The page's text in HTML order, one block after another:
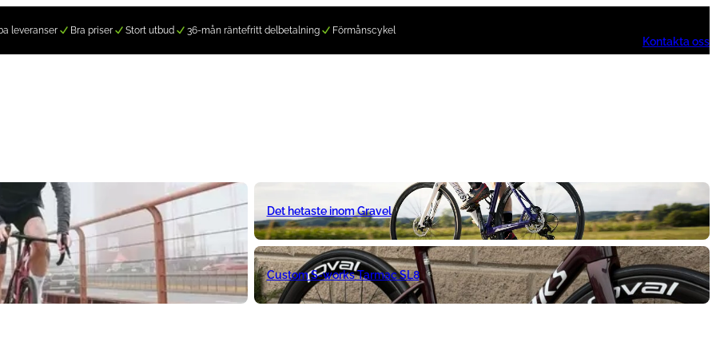
leveranser Bra priser Stort utbud 36-mån räntefritt delbetalning Förmånscykel
Kontakta oss
Det hetaste inom Gravel
Custom S-works Tarmac SL8